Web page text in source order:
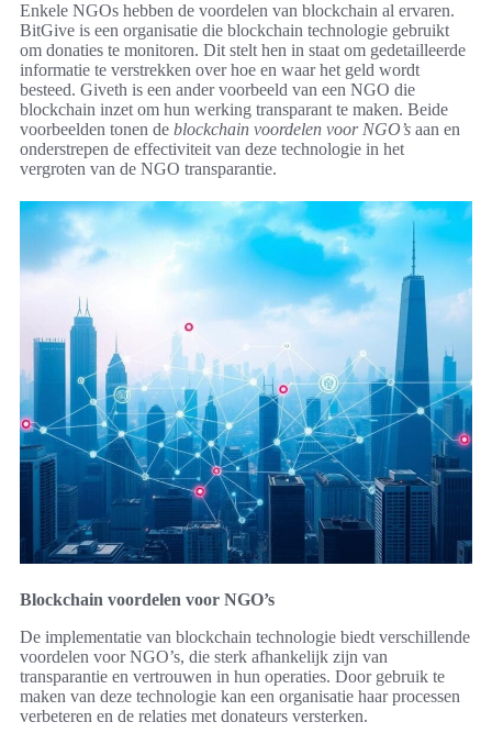
Enkele NGOs hebben de voordelen van blockchain al ervaren.
BitGive is een organisatie die blockchain technologie gebruikt
om donaties te monitoren. Dit stelt hen in staat om gedetailleerde
informatie te verstrekken over hoe en waar het geld wordt
besteed. Giveth is een ander voorbeeld van een NGO die
blockchain inzet om hun werking transparant te maken. Beide
voorbeelden tonen de blockchain voordelen voor NGO’s aan en
onderstrepen de effectiviteit van deze technologie in het
vergroten van de NGO transparantie.
Blockchain voordelen voor NGO’s
De implementatie van blockchain technologie biedt verschillende
voordelen voor NGO’s, die sterk afhankelijk zijn van
transparantie en vertrouwen in hun operaties. Door gebruik te
maken van deze technologie kan een organisatie haar processen
verbeteren en de relaties met donateurs versterken.